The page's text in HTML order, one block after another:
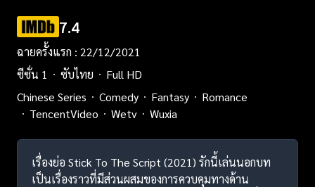
7.4
ฉายครั้งแรก : 22/12/2021
ซีซั่น 1
ซับไทย
Full HD
Chinese Series
Comedy Fantasy
Romance
TencentVideo
Wetv Wuxia
เรื่องย่อ Stick To The Script (2021) รักนี้เล่นนอกบท
เป็นเรื่องราวที่มีส่วนผสมของการควบคุมทางด้าน